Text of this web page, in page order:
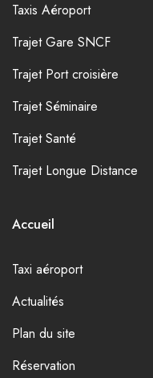
Taxis Aéroport
Trajet Gare SNCF
Trajet Port croisière
Trajet Séminaire
Trajet Santé
Trajet Longue Distance
Accueil
Taxi aéroport
Actualités
Plan du site
Réservation